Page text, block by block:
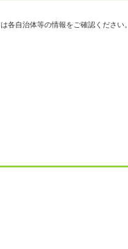
自治体等の情報をご確認ください。